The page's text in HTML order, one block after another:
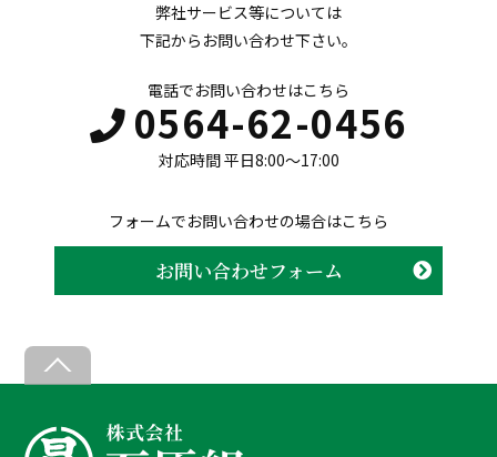
弊社サービス等については
下記からお問い合わせ下さい。
電話でお問い合わせはこちら
0564-62-0456
対応時間 平日8:00〜17:00
フォームでお問い合わせの場合はこちら
お問い合わせフォーム
B
c